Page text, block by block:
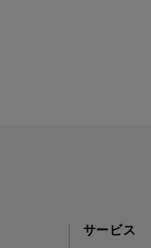
サービス